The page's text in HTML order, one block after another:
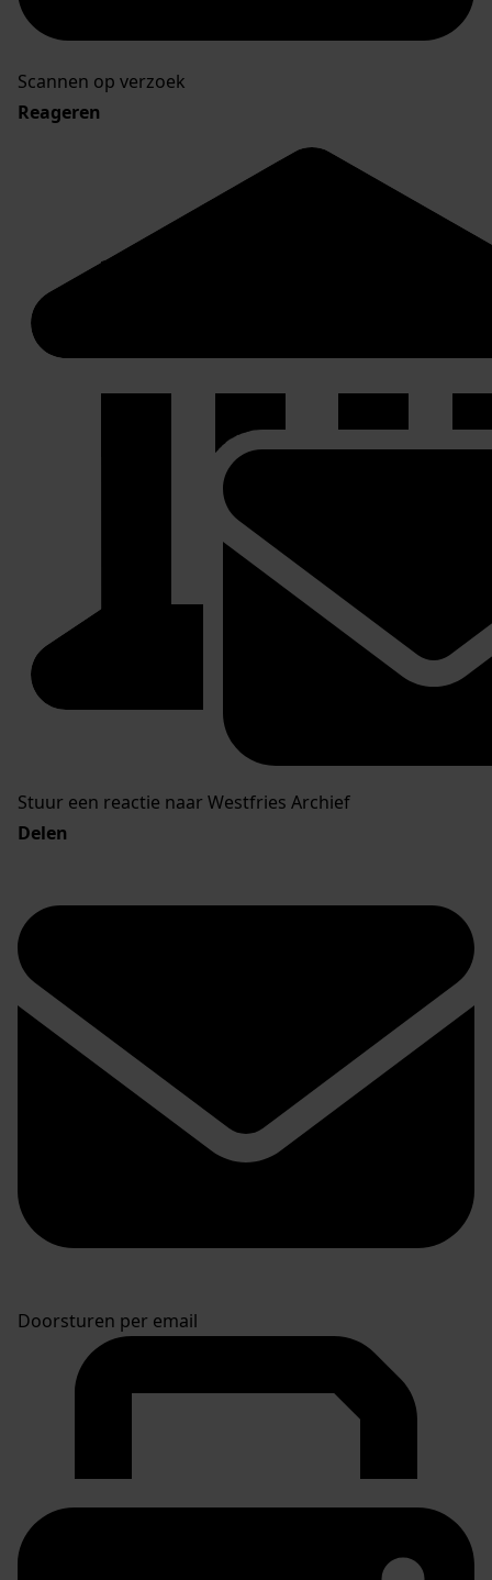
Scannen op verzoek
Reageren
Stuur een reactie naar Westfries Archief
Delen
Doorsturen per email